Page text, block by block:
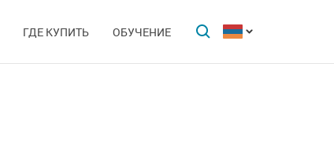
ГДЕ КУПИТЬ ОБУЧЕНИЕ